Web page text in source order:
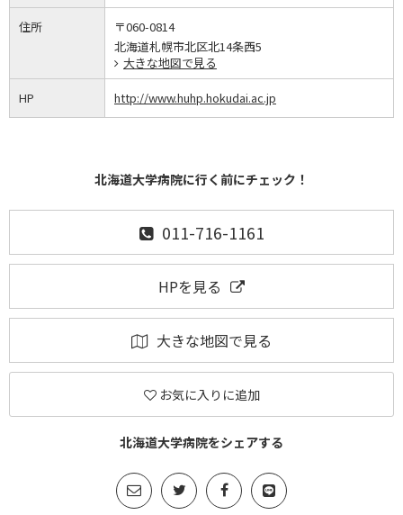
住所
〒060-0814
北海道札幌市北区北14条西5
大きな地図で見る
HP http://www.huhp.hokudai.ac.jp
北海道大学病院に行く前にチェック！
011-716-1161
HPを見る
大きな地図で見る
お気に入りに追加
北海道大学病院をシェアする